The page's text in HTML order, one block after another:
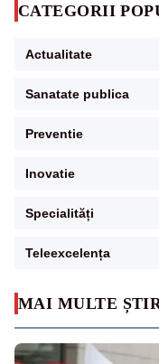
MAI MULTE
CATEGORII
Actualitate
Sanatate publica
Preventie
Inovatie
Specialități
Teleexcelența